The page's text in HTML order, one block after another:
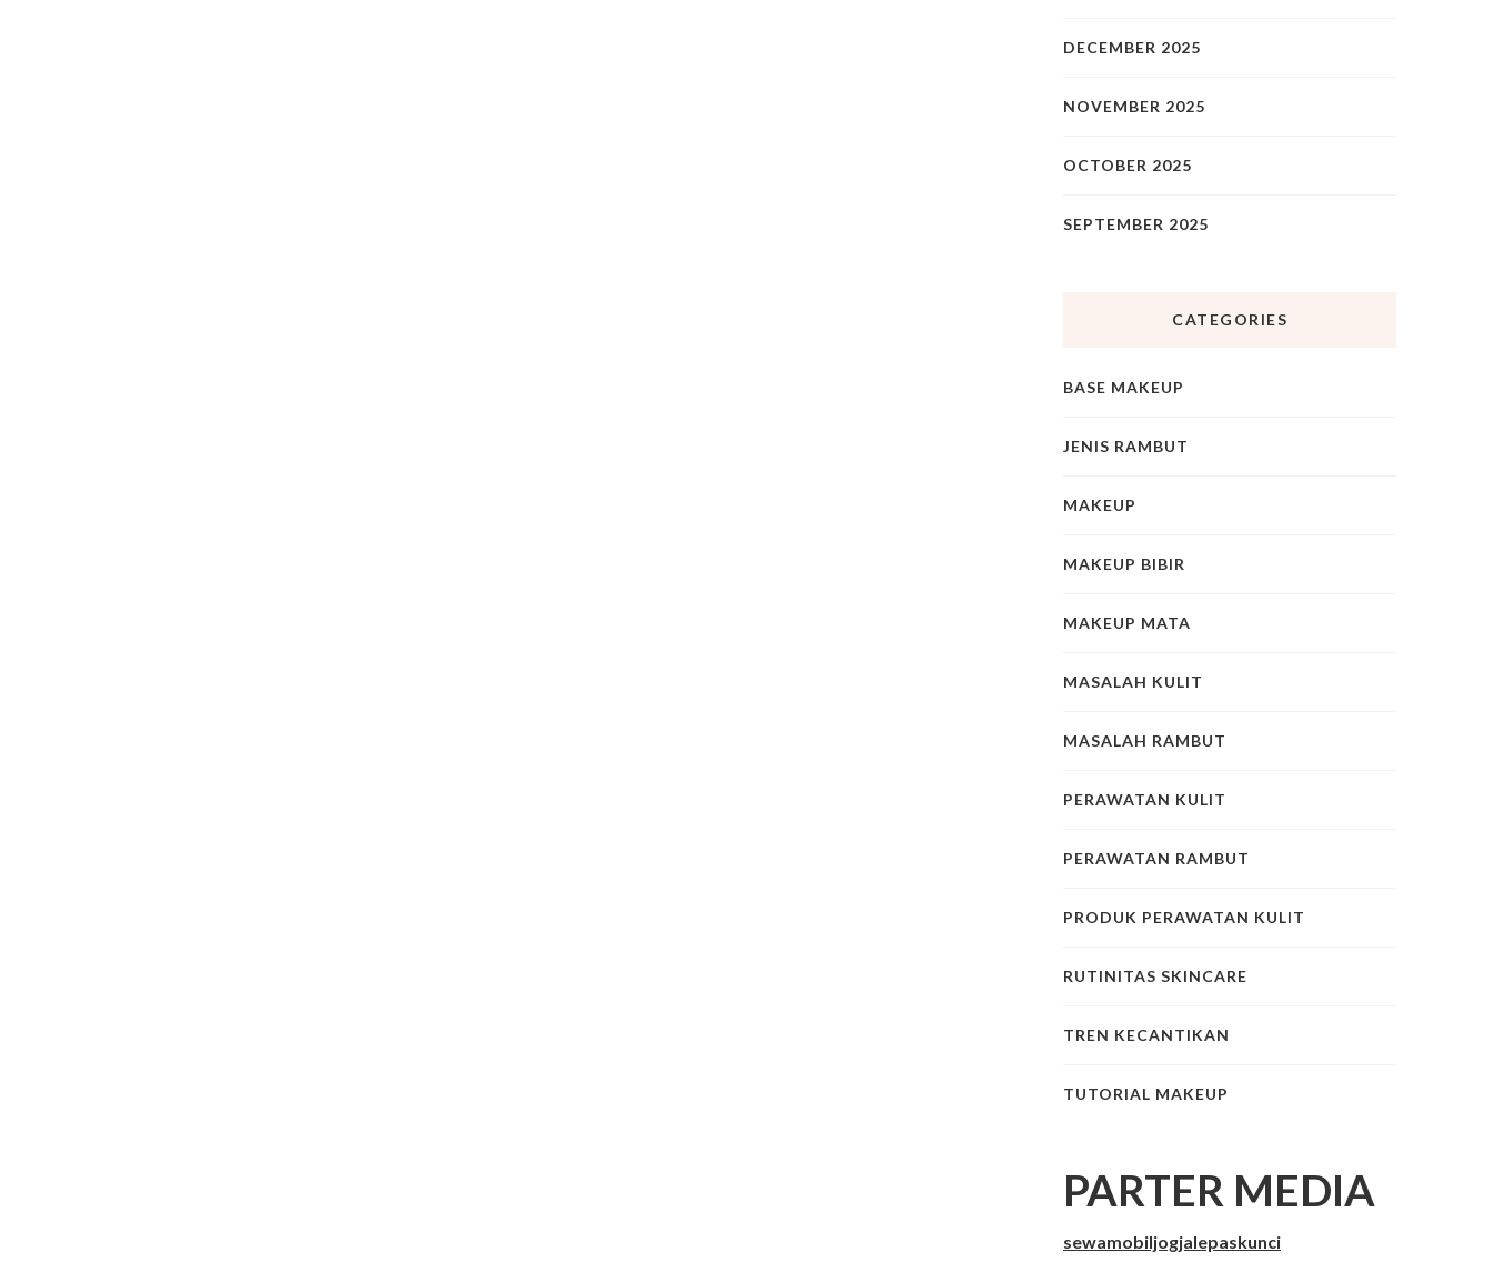
DECEMBER 2025
NOVEMBER 2025
OCTOBER 2025
SEPTEMBER 2025
CATEGORIES
BASE MAKEUP
JENIS RAMBUT
MAKEUP
MAKEUP BIBIR
MAKEUP MATA
MASALAH KULIT
MASALAH RAMBUT
PERAWATAN KULIT
PERAWATAN RAMBUT
PRODUK PERAWATAN KULIT
RUTINITAS SKINCARE
TREN KECANTIKAN
TUTORIAL MAKEUP
PARTER MEDIA
sewamobiljogjalepaskunci